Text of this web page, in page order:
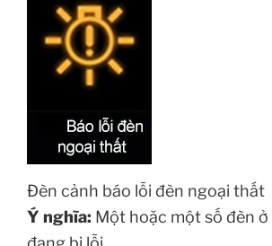
Đèn cảnh báo lỗi đèn ngoại thất
Ý nghĩa: Một hoặc một số đèn